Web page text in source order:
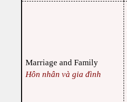
Marriage and Family
Hôn nhân và gia đình